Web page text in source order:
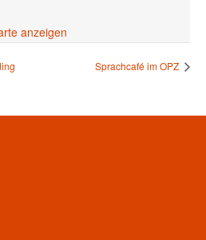
anzeigen
Sprachcafé im OPZ